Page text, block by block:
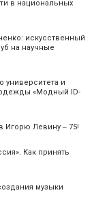
в национальных
искусственный
на научные
и
«Модный ID-
Игорю Левину ‒ 75!
Как принять
музыки